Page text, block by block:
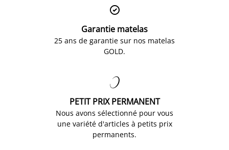

Garantie matelas
25 ans de garantie sur nos matelas
GOLD.

PETIT PRIX PERMANENT
Nous avons sélectionné pour vous
une variété d'articles à petits prix
permanents.